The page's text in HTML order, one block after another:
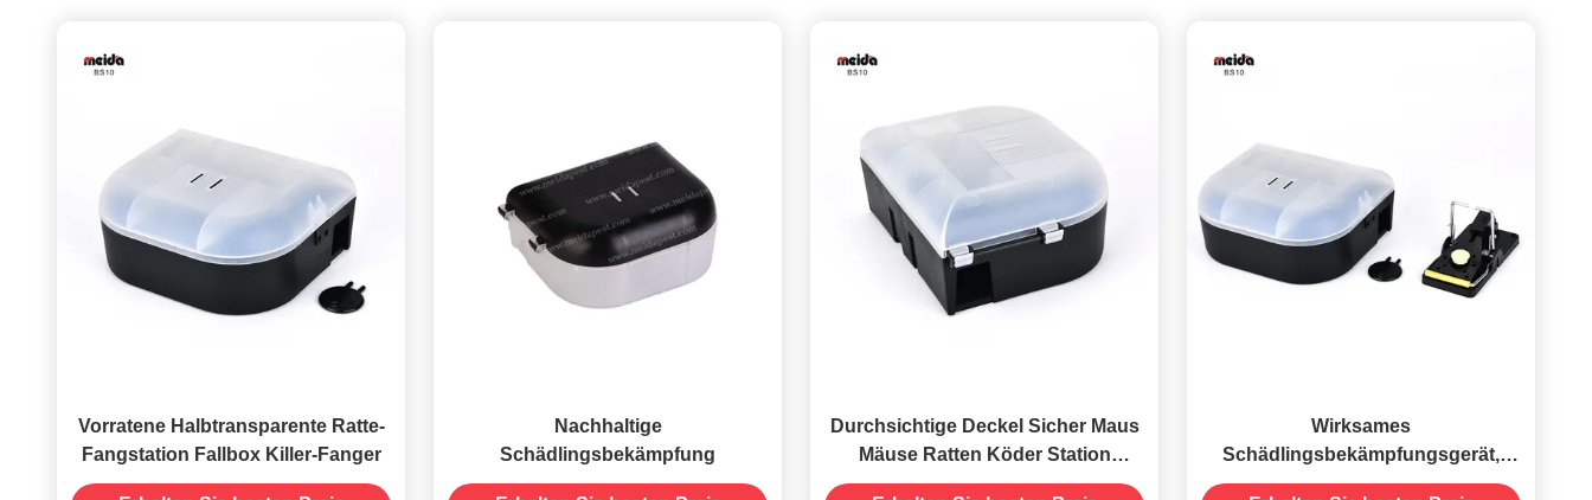
Vorratene Halbtransparente Ratte-
Fangstation Fallbox Killer-Fanger
Nachhaltige
Schädlingsbekämpfung
Durchsichtige Deckel Sicher Maus
Mäuse Ratten Köder Station
Fallenbox Fänger für Duft Keine
Wirksames
Schädlingsbekämpfungsgerät,
sicher für Mäuse, Mäuse, Ratten,